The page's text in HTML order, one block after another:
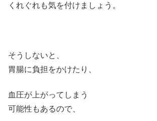
くれぐれも気を付けましょう。
そうしないと、
胃腸に負担をかけたり、
血圧が上がってしまう
可能性もあるので、